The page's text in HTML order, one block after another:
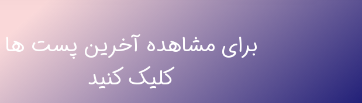
برای مشاهده آخرین پست ها
کلیک کنید